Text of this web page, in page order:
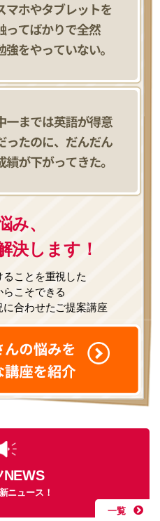
み、
決します！
ることを重視した
こそできる
合わせたご提案講座
NEWS
ニュース！
一覧